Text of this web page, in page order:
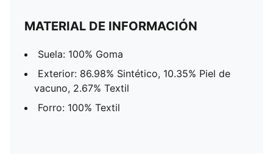
MATERIAL DE INFORMACIÓN
Suela: 100% Goma
Exterior: 86.98% Sintético, 10.35% Piel de
vacuno, 2.67% Textil
Forro: 100% Textil